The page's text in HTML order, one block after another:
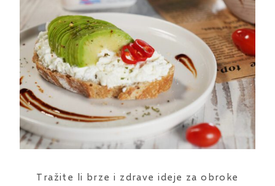
Tražite li brze i zdrave ideje za obroke